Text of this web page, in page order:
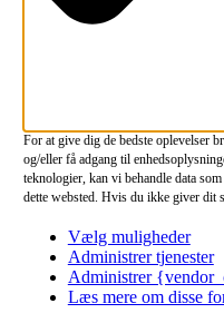
For at give dig de bedste oplevelser
og/eller få adgang til
teknologier, kan vi behandle data
dette websted. Hvis du ikke giver dit
Funktionsdygtig
Funktionsdygtig
Præferencer
Præferencer
Statistikker
Statistikker
Vælg muligheder
Administrer tjenester
Administrer
Læs mere om disse